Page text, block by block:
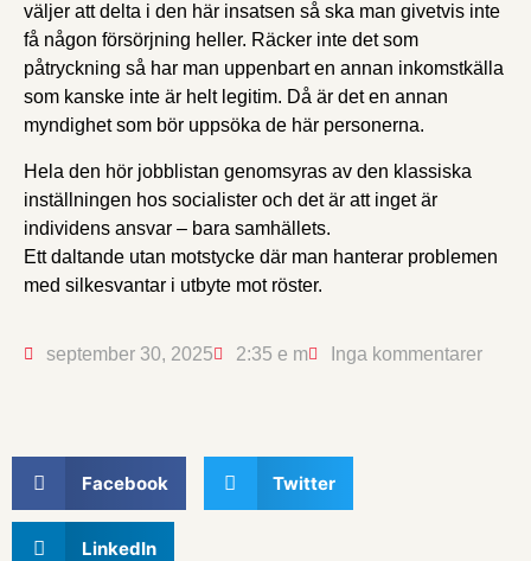
väljer att delta i den här insatsen så ska man givetvis inte
få någon försörjning heller. Räcker inte det som
påtryckning så har man uppenbart en annan inkomstkälla
som kanske inte är helt legitim. Då är det en annan
myndighet som bör uppsöka de här personerna.
Hela den hör jobblistan genomsyras av den klassiska
inställningen hos socialister och det är att inget är
individens ansvar – bara samhällets.
Ett daltande utan motstycke där man hanterar problemen
med silkesvantar i utbyte mot röster.
september 30, 2025 2:35 e m Inga kommentarer
Facebook Twitter
LinkedIn